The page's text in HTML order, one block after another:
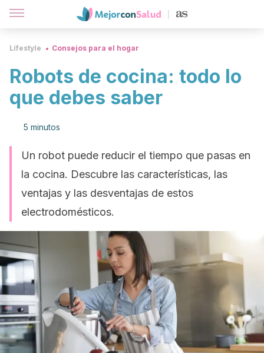
Lifestyle Consejos para el hogar
Robots de cocina: todo lo
que debes saber
5 minutos
Un robot puede reducir el tiempo que pasas en
la cocina. Descubre las características, las
ventajas y las desventajas de estos
electrodomésticos.